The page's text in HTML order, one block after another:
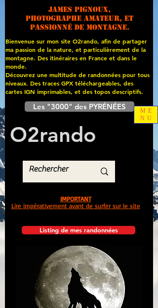
James PIGNOUX,
photographe amateur, et
passionné de montagne.
Bienvenue sur mon site O2rando, afin de partager
ma passion de la nature, et particulièrement de la
montagne. Des itinéraires en France et dans le
monde.
Découvrez une multitude de randonnées pour tous
niveaux. Des traces GPX téléchargeables, des
cartes IGN imprimables, et des topos descriptifs.
Les "3000" des PYRÉNÉES
O2rando
Listing de mes randonnées
IMPORTANT
Lire impérativement avant de surfer sur le site
ME
NU